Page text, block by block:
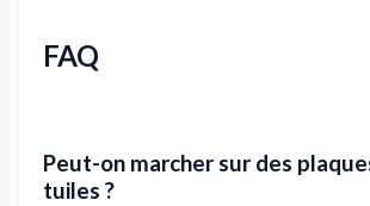
FAQ
Peut-on marcher sur des
tuiles ?